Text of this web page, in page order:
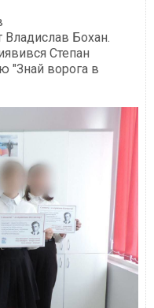
Владислав Бохан.
Степан
"Знай ворога в